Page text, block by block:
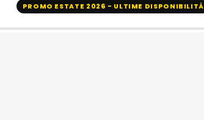
PROMO ESTATE 2026 - ULTIME DISPONIBILITÀ